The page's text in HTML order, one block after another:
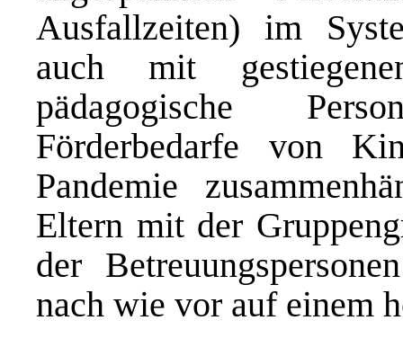
Ausfallzeiten) im
auch mit
pädagogische
Förderbedarfe von
Pandemie
Eltern mit der
der
nach wie vor auf einem